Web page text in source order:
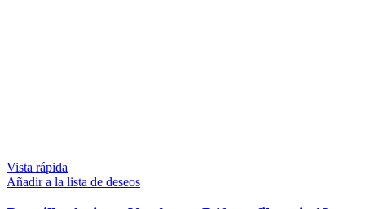
Vista rápida
Añadir a la lista de deseos